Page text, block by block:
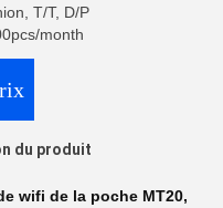
T/T, D/P
month
du produit
wifi de la poche MT20,